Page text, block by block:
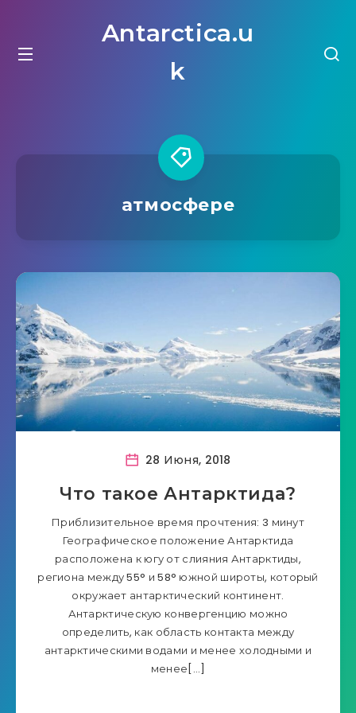
Antarctica.u
k
атмосфере
28 Июня, 2018
Что такое Антарктида?
Приблизительное время прочтения: 3 минут
Географическое положение Антарктида
расположена к югу от слияния Антарктиды,
региона между 55° и 58° южной широты, который
окружает антарктический континент.
Антарктическую конвергенцию можно
определить, как область контакта между
антарктическими водами и менее холодными и
менее[…]